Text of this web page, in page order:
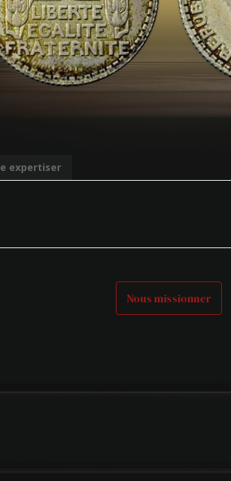
expertiser
Nous missionner